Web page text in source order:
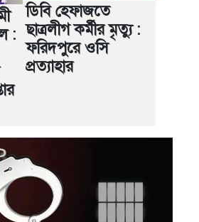
:
ডিবি হেফাজতে
ছাত্রলীগ কর্মীর মৃত্যু :
ফরিদপুরে ওসি
প্রত্যাহার